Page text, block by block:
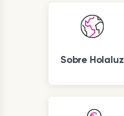
Sobre Holaluz